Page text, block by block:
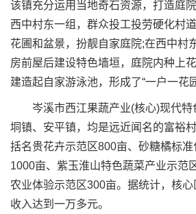
该镇充分运用当地奇石资源，打造庭
西中村东一组，群众投工投劳硬化村
花圃和盆景，扮靓自家庭院;在西中村
房前屋后建设特色墙垣，庭院内种上
建造起自家游泳池，形成了“一户一花
岑溪市西江果蔬产业(核心)现代特
垌镇、安平镇，均是远近闻名的富裕
括名贵花卉示范区800亩、砂糖橘标
1000亩、紫玉淮山特色蔬菜产业示范
农业体验示范区300亩。据统计，核
收入达到一万多元。